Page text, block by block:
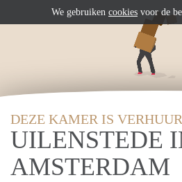
DEZE KAMER IS
UILENSTEDE
AMSTERDAM
We gebruiken cookies voor de